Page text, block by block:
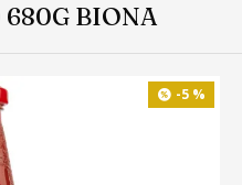
680G BIONA
-5 %